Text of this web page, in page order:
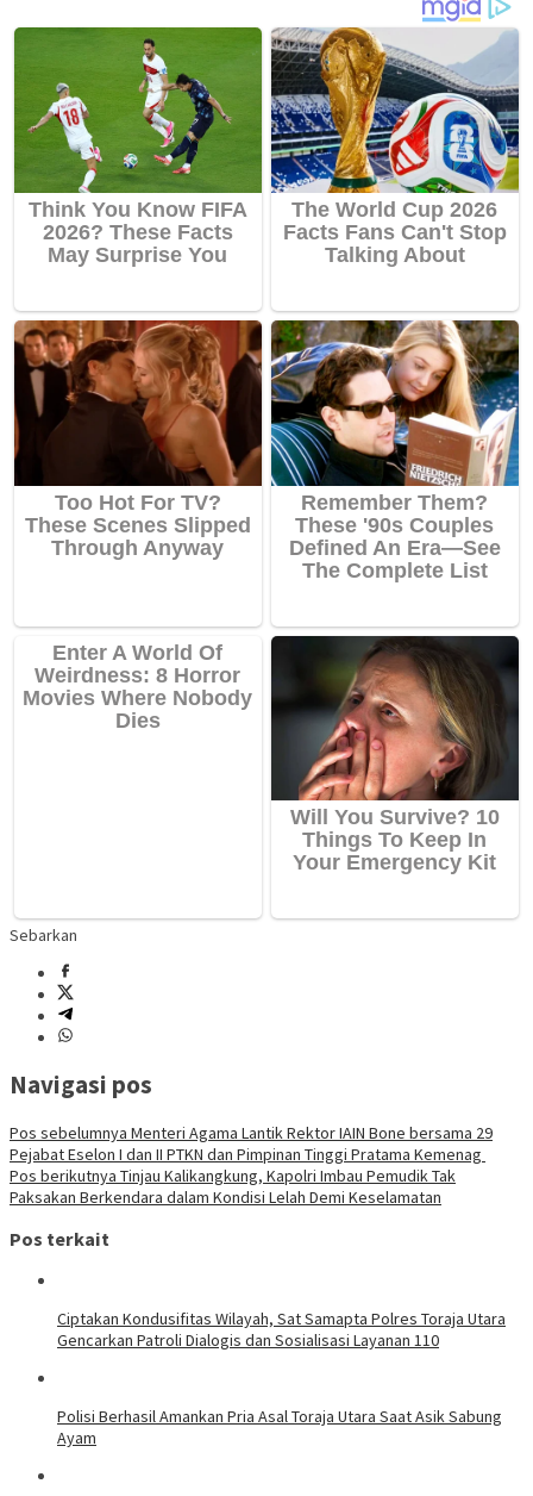
Sebarkan
Navigasi pos
Pos sebelumnya Menteri Agama Lantik Rektor IAIN Bone bersama 29
Pejabat Eselon I dan II PTKN dan Pimpinan Tinggi Pratama Kemenag
Pos berikutnya Tinjau Kalikangkung, Kapolri Imbau Pemudik Tak
Paksakan Berkendara dalam Kondisi Lelah Demi Keselamatan
Pos terkait
Ciptakan Kondusifitas Wilayah, Sat Samapta Polres Toraja Utara
Gencarkan Patroli Dialogis dan Sosialisasi Layanan 110
Polisi Berhasil Amankan Pria Asal Toraja Utara Saat Asik Sabung
Ayam